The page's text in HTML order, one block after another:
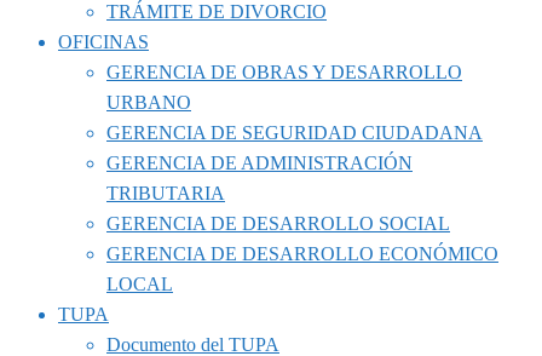
TRÁMITE DE DIVORCIO
OFICINAS
GERENCIA DE OBRAS Y DESARROLLO
URBANO
GERENCIA DE SEGURIDAD CIUDADANA
GERENCIA DE ADMINISTRACIÓN
TRIBUTARIA
GERENCIA DE DESARROLLO SOCIAL
GERENCIA DE DESARROLLO ECONÓMICO
LOCAL
TUPA
Documento del TUPA